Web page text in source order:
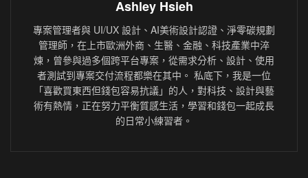
Ashley Hsieh
專案管理者與 UI/UX 設計、AI美術設計認證、淨零碳規劃
管理師，在上市歐洲外商、生醫、金融、科技產業中淬
煉，曾參與過多個跨平台專案，從需求分析、設計、使用
者測試到專案交付流程都樂在其中。 私底下，我是一位
「喜歡買東西但錢包容易抗議」的人，對科技、設計與藝
術有熱情，正在努力平衡質感生活，學習和錢包一起成長
的日常小練習者。